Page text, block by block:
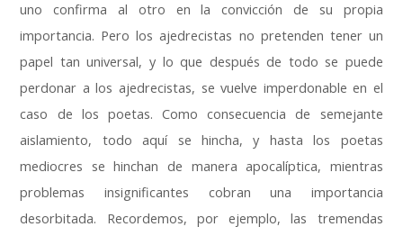
uno confirma al otro en la convicción de su propia
importancia. Pero los ajedrecistas no pretenden tener un
papel tan universal, y lo que después de todo se puede
perdonar a los ajedrecistas, se vuelve imperdonable en el
caso de los poetas.Como consecuencia de semejante
aislamiento, todo aquí se hincha,y hasta los poetas
mediocres se hinchan de manera apocalíptica, mientras
problemas insignificantes cobran una importancia
desorbitada. Recordemos, por ejemplo,las tremendas